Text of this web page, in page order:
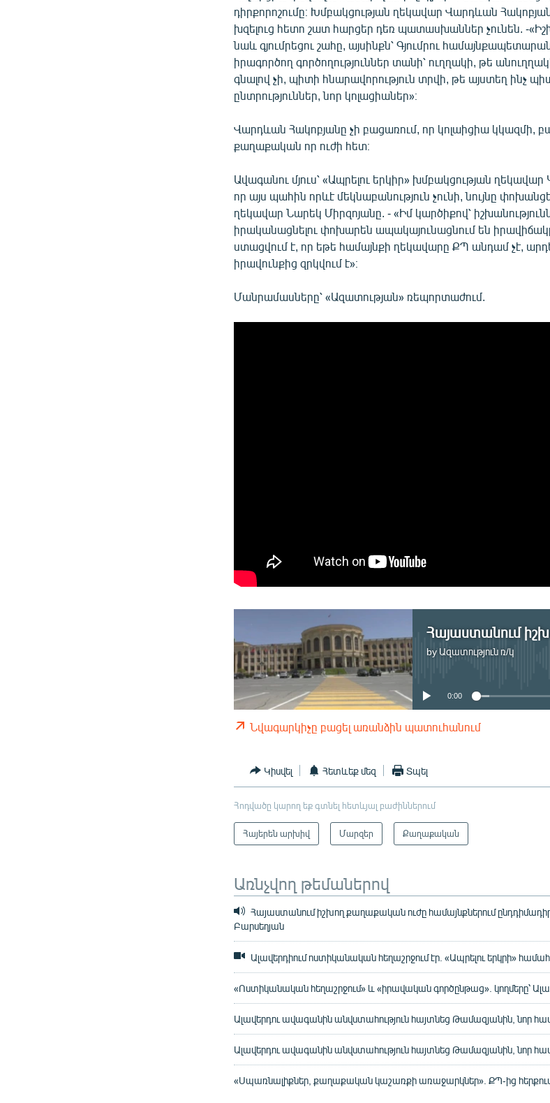
դիրքորոշումը։ Խմբակցության ղեկավար Վարդևան
խզելուց հետո շատ հարցեր դեռ պատասխաններ չունեն. -
նաև գյումրեցու շահը, այսինքն՝ Գյումրու
իրագործող գործողություններ տանի՝ ուղղակի, թե
գնալով չի, պիտի հնարավորություն տրվի, թե այստեղ ինչ
ընտրություններ, նոր կոլացիաներ»։
Վարդևան Հակոբյանը չի բացառում, որ կոլաիցիա կկազմի,
քաղաքական որ ուժի հետ։
Ավագանու մյուս՝ «Ապրելու երկիր» խմբակցության
որ այս պահին որևէ մեկնաբանություն չունի, նույնը
ղեկավար Նարեկ Միրզոյանը. - «Իմ կարծիքով՝
իրականացնելու փոխարեն ապակայունացնում են
ստացվում է, որ եթե համայնքի ղեկավարը ՔՊ անդամ չէ,
իրավունքից զրկվում է»։
Մանրամասները՝ «Ազատության» ռեպորտաժում.
by Ազատություն ռ/կ
No media source currently
0:00
Նվագարկիչը բացել առանձին պատուհանում
Կիսվել Հետևեք մեզ Տպել
Հոդվածը կարող եք գտնել հետևյալ բաժիններում
Հայերեն արխիվ Մարզեր Քաղաքական
Առնչվող թեմաներով
Հայաստանում իշխող քաղաքական ուժը համայնքներում ընդդիմադիր
Բարսեղյան
Ալավերդիում ոստիկանական հեղաշրջում էր. «Ապրելու երկրի»
«Ոստիկանական հեղաշրջում» և «իրավական գործընթաց». կողմերը՝
Ալավերդու ավագանին անվստահություն հայտնեց Թամազյանին, նոր
Ալավերդու ավագանին անվստահություն հայտնեց Թամազյանին, նոր
«Սպառնալիքներ, քաղաքական կաշառքի առաջարկներ». ՔՊ-ից հերքում